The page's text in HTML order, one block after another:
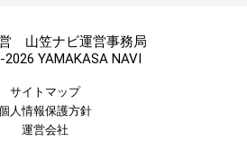
山笠ナビ運営事務局
2026 YAMAKASA NAVI
サイトマップ
人情報保護方針
運営会社